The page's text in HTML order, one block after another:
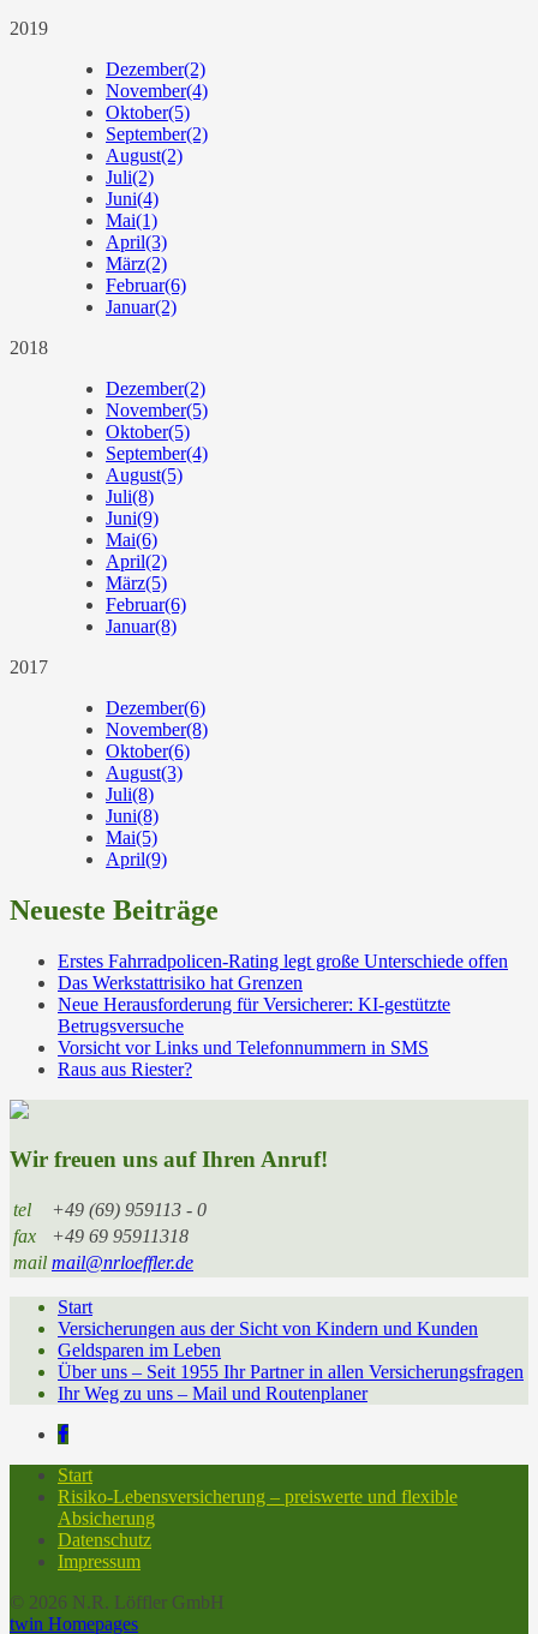
2019
Dezember(2)
November(4)
Oktober(5)
September(2)
August(2)
Juli(2)
Juni(4)
Mai(1)
April(3)
März(2)
Februar(6)
Januar(2)
2018
Dezember(2)
November(5)
Oktober(5)
September(4)
August(5)
Juli(8)
Juni(9)
Mai(6)
April(2)
März(5)
Februar(6)
Januar(8)
2017
Dezember(6)
November(8)
Oktober(6)
August(3)
Juli(8)
Juni(8)
Mai(5)
April(9)
Neueste Beiträge
Erstes Fahrradpolicen-Rating legt große Unterschiede offen
Das Werkstattrisiko hat Grenzen
Neue Herausforderung für Versicherer: KI-gestützte
Betrugsversuche
Vorsicht vor Links und Telefonnummern in SMS
Raus aus Riester?
Wir freuen uns auf Ihren Anruf!
tel
+49 (69) 959113 - 0
fax
+49 69 95911318
mail mail@nrloeffler.de
Start
Versicherungen aus der Sicht von Kindern und Kunden
Geldsparen im Leben
Über uns – Seit 1955 Ihr Partner in allen Versicherungsfragen
Ihr Weg zu uns – Mail und Routenplaner
Start
Risiko-Lebensversicherung – preiswerte und flexible
Absicherung
Datenschutz
Impressum
© 2026 N.R. Löffler GmbH
twin Homepages